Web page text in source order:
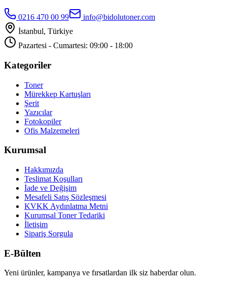
0216 470 00 99
info@bidolutoner.com
İstanbul, Türkiye
Pazartesi - Cumartesi: 09:00 - 18:00
Kategoriler
Toner
Mürekkep Kartuşları
Şerit
Yazıcılar
Fotokopiler
Ofis Malzemeleri
Kurumsal
Hakkımızda
Teslimat Koşulları
İade ve Değişim
Mesafeli Satış Sözleşmesi
KVKK Aydınlatma Metni
Kurumsal Toner Tedariki
İletişim
Sipariş Sorgula
E-Bülten
Yeni ürünler, kampanya ve fırsatlardan ilk siz haberdar olun.